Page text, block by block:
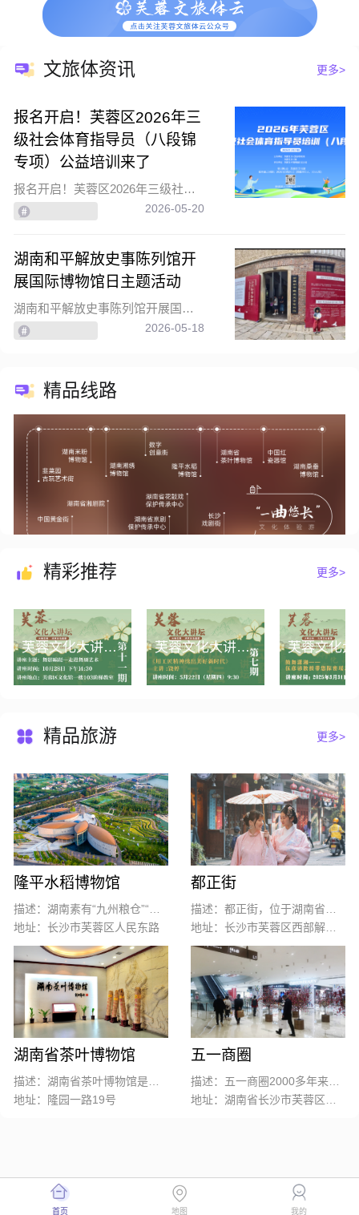
日本心脏移植手术引起震惊
金大中被绑架事件发生
尼克松因水门事件辞职
八仙饭店“人肉叉烧包”骇人惨案
文旅体资讯 更多>
报名开启！芙蓉区2026年三
级社会体育指导员（八段锦
专项）公益培训来了
报名开启！芙蓉区2026年三级社会体育指导员（八段锦专项）公益培训来了
2026-05-20
湖南和平解放史事陈列馆开
展国际博物馆日主题活动
湖南和平解放史事陈列馆开展国际博物馆日主题活动
2026-05-18
精品线路
精彩推荐 更多>
芙蓉文化大讲坛第十一期丨舞影蹁跹——走进舞剧艺术 芙蓉文化大讲坛第七期丨《用工匠精神绣出美好新时代》
精品旅游 更多>
隆平水稻博物馆
地址：长沙市芙蓉区人民东路
都正街
湖南省茶叶博物馆
地址：隆园一路19号
五一商圈
首页 地图 我的